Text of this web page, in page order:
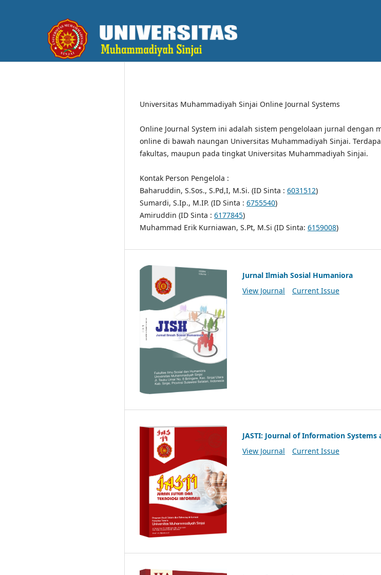
Universitas Muhammadiyah Sinjai Online Journal Systems
Online Journal System ini adalah sistem pengelolaan jurnal dengan
online di bawah naungan Universitas Muhammadiyah Sinjai.
fakultas, maupun pada tingkat Universitas Muhammadiyah Sinjai.
Kontak Person Pengelola :
Baharuddin, S.Sos., S.Pd,I, M.Si. (ID Sinta : 6031512)
Sumardi, S.Ip., M.IP. (ID Sinta : 6755540)
Amiruddin (ID Sinta : 6177845)
Muhammad Erik Kurniawan, S.Pt, M.Si (ID Sinta: 6159008)
Jurnal Ilmiah Sosial Humaniora
View Journal
Current Issue
JASTI: Journal of Information Systems
View Journal
Current Issue